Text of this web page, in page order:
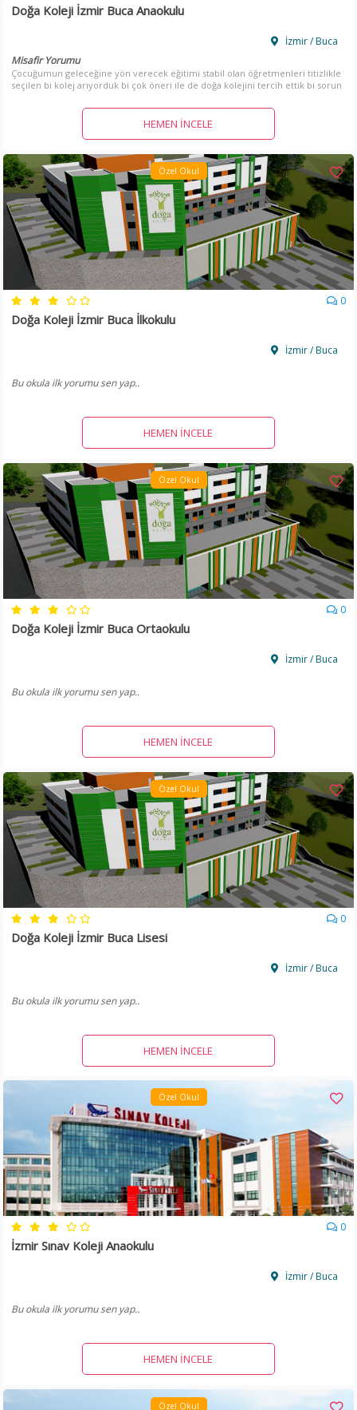
Doğa Koleji İzmir Buca Anaokulu
İzmir / Buca
Misafir Yorumu
Çocuğumun geleceğine yön verecek eğitimi stabil olan öğretmenleri titizlikle
seçilen bi kolej arıyorduk bi çok öneri ile de doğa kolejini tercih ettik bi sorun
HEMEN İNCELE
Özel Okul
0
Doğa Koleji İzmir Buca İlkokulu
İzmir / Buca
Bu okula ilk yorumu sen yap..
HEMEN İNCELE
Özel Okul
0
Doğa Koleji İzmir Buca Ortaokulu
İzmir / Buca
Bu okula ilk yorumu sen yap..
HEMEN İNCELE
Özel Okul
0
Doğa Koleji İzmir Buca Lisesi
İzmir / Buca
Bu okula ilk yorumu sen yap..
HEMEN İNCELE
Özel Okul
0
İzmir Sınav Koleji Anaokulu
İzmir / Buca
Bu okula ilk yorumu sen yap..
HEMEN İNCELE
Özel Okul